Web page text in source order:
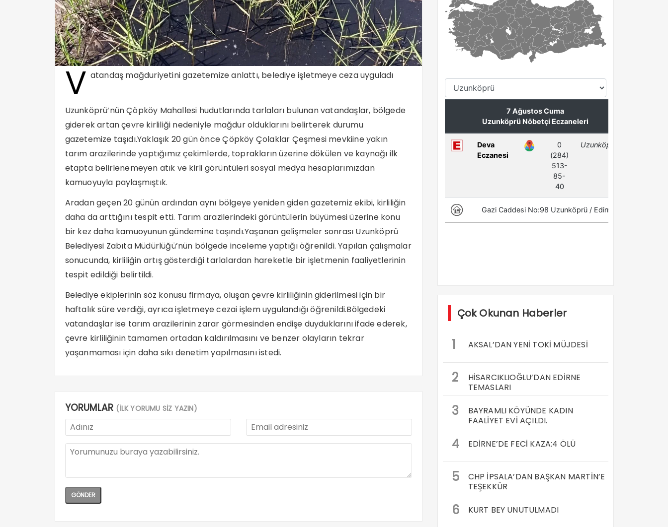
V atandaş mağduriyetini gazetemize anlattı, belediye işletmeye ceza uyguladı
Uzunköprü’nün Çöpköy Mahallesi hudutlarında tarlaları bulunan vatandaşlar, bölgede
giderek artan çevre kirliliği nedeniyle mağdur olduklarını belirterek durumu
gazetemize taşıdı.Yaklaşık 20 gün önce Çöpköy Çolaklar Çeşmesi mevkiine yakın
tarım arazilerinde yaptığımız çekimlerde, toprakların üzerine dökülen ve kaynağı ilk
etapta belirlenemeyen atık ve kirli görüntüleri sosyal medya hesaplarımızdan
kamuoyuyla paylaşmıştık.
Aradan geçen 20 günün ardından aynı bölgeye yeniden giden gazetemiz ekibi, kirliliğin
daha da arttığını tespit etti. Tarım arazilerindeki görüntülerin büyümesi üzerine konu
bir kez daha kamuoyunun gündemine taşındı.Yaşanan gelişmeler sonrası Uzunköprü
Belediyesi Zabıta Müdürlüğü’nün bölgede inceleme yaptığı öğrenildi. Yapılan çalışmalar
sonucunda, kirliliğin artış gösterdiği tarlalardan hareketle bir işletmenin faaliyetlerinin
tespit edildiği belirtildi.
Belediye ekiplerinin söz konusu firmaya, oluşan çevre kirliliğinin giderilmesi için bir
haftalık süre verdiği, ayrıca işletmeye cezai işlem uygulandığı öğrenildi.Bölgedeki
vatandaşlar ise tarım arazilerinin zarar görmesinden endişe duyduklarını ifade ederek,
çevre kirliliğinin tamamen ortadan kaldırılmasını ve benzer olayların tekrar
yaşanmaması için daha sıkı denetim yapılmasını istedi.
YORUMLAR (İLK YORUMU SİZ YAZIN)
Çok Okunan Haberler
1 AKSAL’DAN YENİ TOKİ MÜJDESİ
2
HİSARCIKLIOĞLU’DAN EDİRNE
TEMASLARI
3
BAYRAMLI KÖYÜNDE KADIN
FAALİYET EVİ AÇILDI.
4 EDİRNE’DE FECİ KAZA:4 ÖLÜ
5
CHP İPSALA’DAN BAŞKAN MARTİN’E
TEŞEKKÜR
6 KURT BEY UNUTULMADI